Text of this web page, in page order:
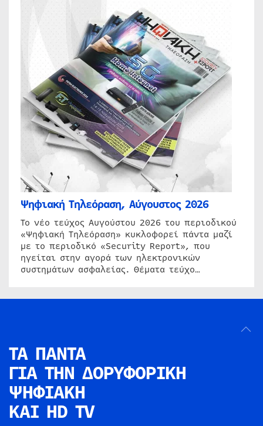
Ψηφιακή Τηλεόραση, Αύγουστος 2026
Το νέο τεύχος Αυγούστου 2026 του περιοδικού
«Ψηφιακή Τηλεόραση» κυκλοφορεί πάντα μαζί
με το περιοδικό «Security Report», που
ηγείται στην αγορά των ηλεκτρονικών
συστημάτων ασφαλείας. Θέματα τεύχο…
ΤΑ ΠΑΝΤΑ
ΓΙΑ ΤΗΝ ΔΟΡΥΦΟΡΙΚΗ
ΨΗΦΙΑΚΗ
ΚΑΙ HD TV